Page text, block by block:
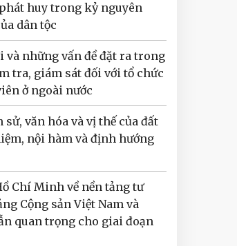
huy trong kỷ nguyên
dân tộc
và những vấn đề đặt ra trong
tra, giám sát đối với tổ chức
ở ngoài nước
văn hóa và vị thế của đất
nội hàm và định hướng
Chí Minh về nền tảng tư
Cộng sản Việt Nam và
quan trọng cho giai đoạn